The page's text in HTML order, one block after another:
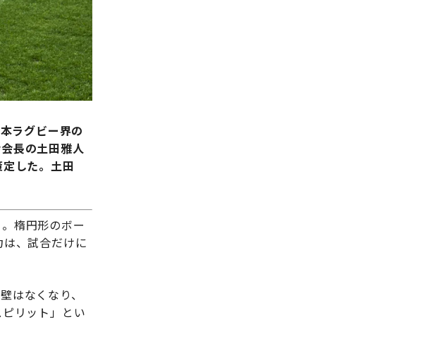
ラグビー界の
長の土田雅人
した。土田
楕円形のボー
、試合だけに
はなくなり、
リット」とい